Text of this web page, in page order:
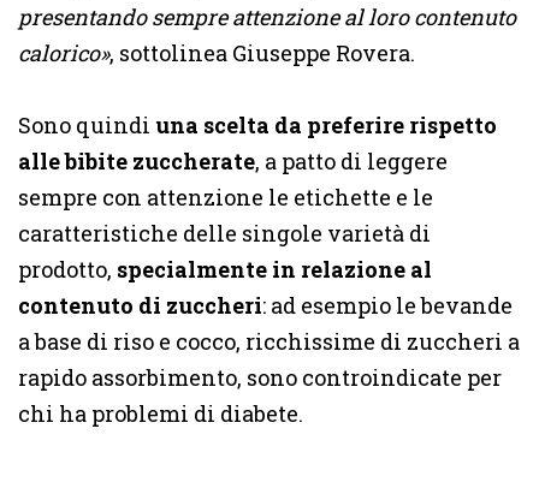
presentando sempre attenzione al loro contenuto
calorico», sottolinea Giuseppe Rovera.
Sono quindi una scelta da preferire rispetto
alle bibite zuccherate, a patto di leggere
sempre con attenzione le etichette e le
caratteristiche delle singole varietà di
prodotto, specialmente in relazione al
contenuto di zuccheri: ad esempio le bevande
a base di riso e cocco, ricchissime di zuccheri a
rapido assorbimento, sono controindicate per
chi ha problemi di diabete.